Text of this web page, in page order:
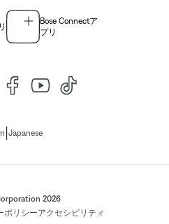
Bose Connectア
プリ
Japanese
2026
ポリシーアクセシビリティ